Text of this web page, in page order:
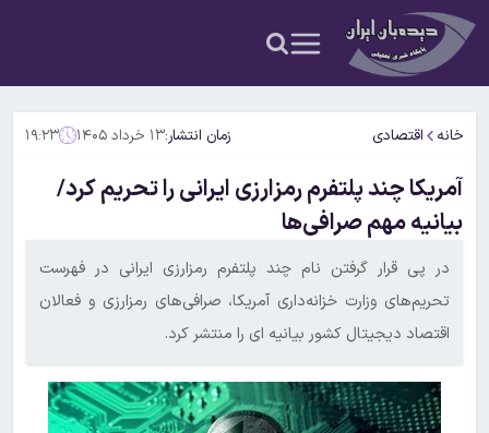
خانه اقتصادی زمان انتشار:۱۳ خرداد ۱۴۰۵ ۱۹:۲۳
آمریکا چند پلتفرم رمزارزی ایرانی را تحریم کرد/
بیانیه مهم صرافی‌ها
در پی قرار گرفتن نام چند پلتفرم رمزارزی ایرانی در فهرست
تحریم‌های وزارت خزانه‌داری آمریکا، صرافی‌های رمزارزی و فعالان
اقتصاد دیجیتال کشور بیانیه ای را منتشر کرد.